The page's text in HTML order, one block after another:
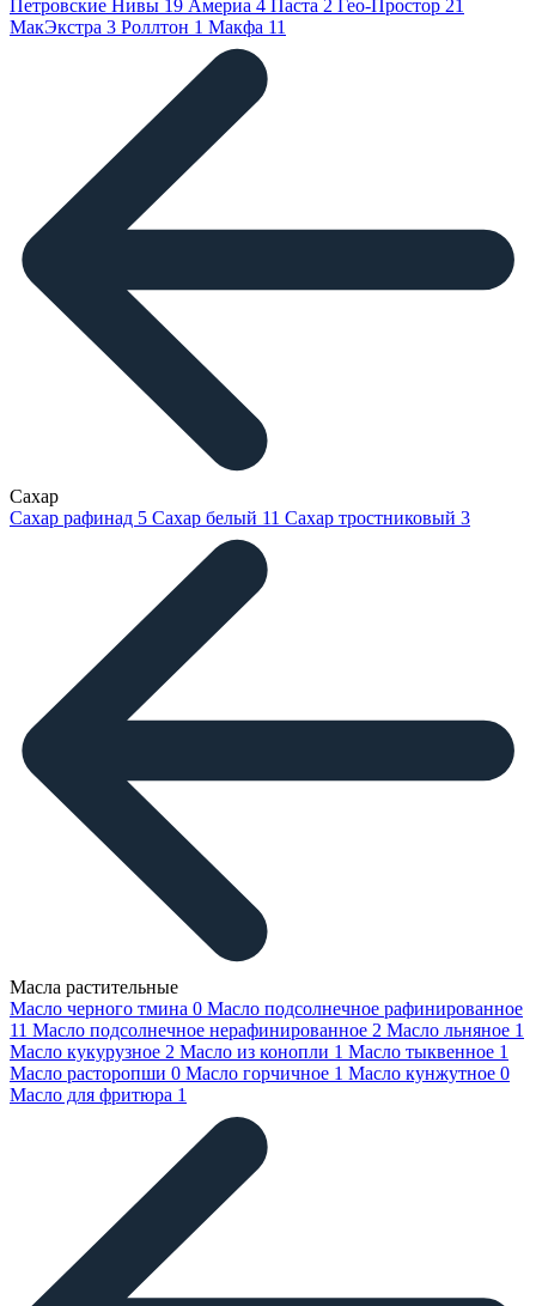
Петровские Нивы 19 Америа 4 Паста 2 Гео-Простор 21
МакЭкстра 3 Роллтон 1 Макфа 11
Сахар
Сахар рафинад 5 Сахар белый 11 Сахар тростниковый 3
Масла растительные
Масло черного тмина 0 Масло подсолнечное рафинированное
11 Масло подсолнечное нерафинированное 2 Масло льняное 1
Масло кукурузное 2 Масло из конопли 1 Масло тыквенное 1
Масло расторопши 0 Масло горчичное 1 Масло кунжутное 0
Масло для фритюра 1